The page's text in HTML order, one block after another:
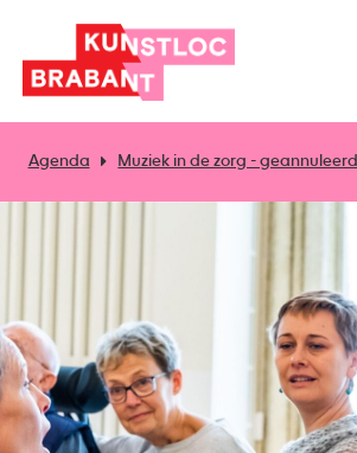
Agenda Muziek in de zorg - geannuleerd